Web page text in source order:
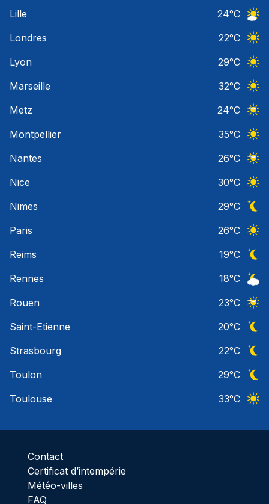
Lille
24°C
Londres
22°C
Lyon
29°C
Marseille
32°C
Metz
24°C
Montpellier
35°C
Nantes
26°C
Nice
30°C
Nimes
29°C
Paris
26°C
Reims
19°C
Rennes
18°C
Rouen
23°C
Saint-Etienne
20°C
Strasbourg
22°C
Toulon
29°C
Toulouse
33°C
Contact
Certificat d’intempérie
Météo-villes
FAQ